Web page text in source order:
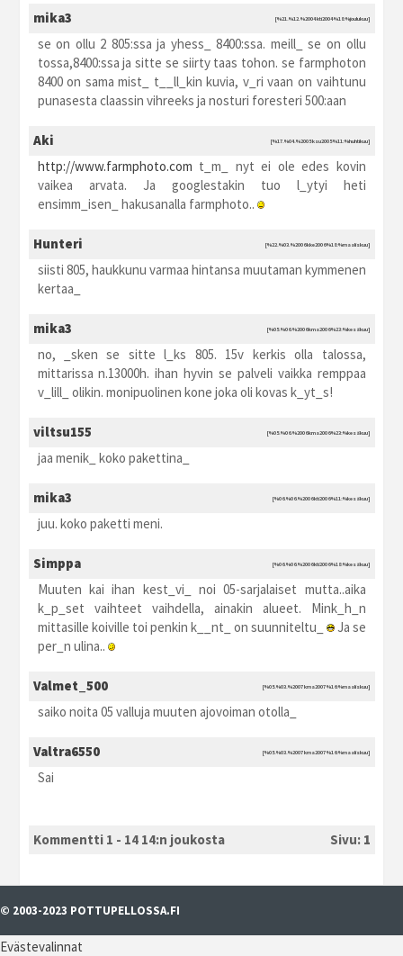
mika3 [%21.%12.%2004 kti2004 %18:%joulukuu]
se on ollu 2 805:ssa ja yhess_ 8400:ssa. meill_ se on ollu
tossa,8400:ssa ja sitte se siirty taas tohon. se farmphoton
8400 on sama mist_ t__ll_kin kuvia, v_ri vaan on vaihtunu
punasesta claassin vihreeks ja nosturi foresteri 500:aan
Aki [%17.%04.%2005 ksu2005 %11:%huhtikuu]
http://www.farmphoto.com t_m_ nyt ei ole edes kovin
vaikea arvata. Ja googlestakin tuo l_ytyi heti
ensimm_isen_ hakusanalla farmphoto..
Hunteri [%22.%03.%2006 kke2006 %18:%maaliskuu]
siisti 805, haukkunu varmaa hintansa muutaman kymmenen
kertaa_
mika3 [%05.%06.%2006 kma2006 %23:%kesäkuu]
no, _sken se sitte l_ks 805. 15v kerkis olla talossa,
mittarissa n.13000h. ihan hyvin se palveli vaikka remppaa
v_lill_ olikin. monipuolinen kone joka oli kovas k_yt_s!
viltsu155 [%05.%06.%2006 kma2006 %23:%kesäkuu]
jaa menik_ koko pakettina_
mika3 [%06.%06.%2006 kti2006 %11:%kesäkuu]
juu. koko paketti meni.
Simppa [%06.%06.%2006 kti2006 %18:%kesäkuu]
Muuten kai ihan kest_vi_ noi 05-sarjalaiset mutta..aika
k_p_set vaihteet vaihdella, ainakin alueet. Mink_h_n
mittasille koiville toi penkin k__nt_ on suunniteltu_
Ja se
per_n ulina..
Valmet_500 [%05.%03.%2007 kma2007 %16:%maaliskuu]
saiko noita 05 valluja muuten ajovoiman otolla_
Valtra6550 [%05.%03.%2007 kma2007 %16:%maaliskuu]
Sai
Kommentti 1 - 14 14:n joukosta Sivu: 1
© 2003-2023 POTTUPELLOSSA.FI
Evästevalinnat